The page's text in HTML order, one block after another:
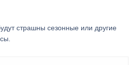
страшны сезонные или другие